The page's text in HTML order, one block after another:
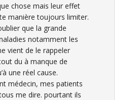
chose mais leur effet
manière toujours limiter.
que la grande
notamment les
vient de le rappeler
du à manque de
une réel cause.
médecin, mes patients
me dire. pourtant ils